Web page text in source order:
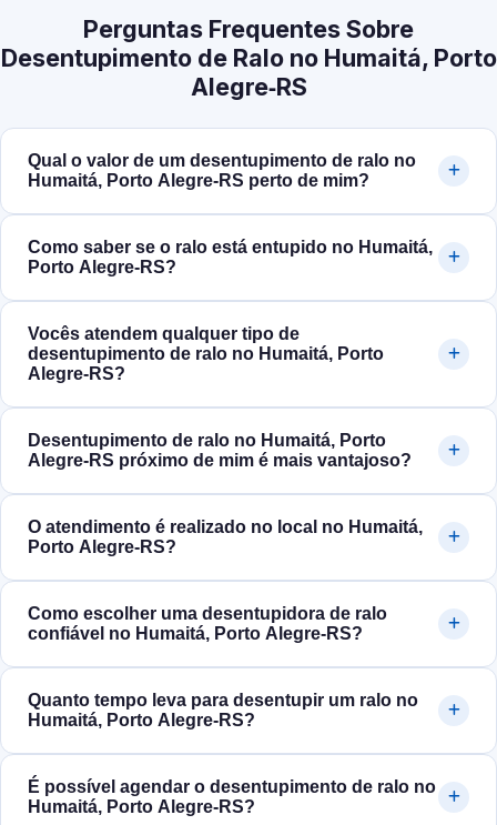
Perguntas Frequentes Sobre
Desentupimento de Ralo no Humaitá, Porto
Alegre‑RS
Qual o valor de um desentupimento de ralo no
Humaitá, Porto Alegre‑RS perto de mim?
Como saber se o ralo está entupido no Humaitá,
Porto Alegre‑RS?
Vocês atendem qualquer tipo de
desentupimento de ralo no Humaitá, Porto
Alegre‑RS?
Desentupimento de ralo no Humaitá, Porto
Alegre‑RS próximo de mim é mais vantajoso?
O atendimento é realizado no local no Humaitá,
Porto Alegre‑RS?
Como escolher uma desentupidora de ralo
confiável no Humaitá, Porto Alegre‑RS?
Quanto tempo leva para desentupir um ralo no
Humaitá, Porto Alegre‑RS?
É possível agendar o desentupimento de ralo no
Humaitá, Porto Alegre‑RS?